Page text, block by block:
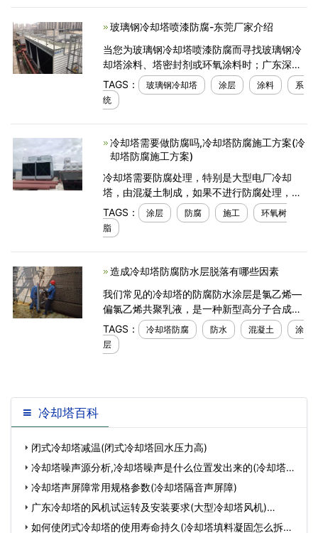
玻璃钢冷却塔喷漆防腐-东莞厂家介绍
当您为玻璃钢冷却塔喷漆防腐而寻找玻璃钢冷
却塔涂料、塔密封剂或环氧涂料时；广东深圳
冷却塔厂家可以提供帮助！为玻璃钢冷却塔产
品提供高质量的涂层，以帮助保护玻璃钢冷却
塔免受腐蚀
TAGS： 玻璃钢冷却塔 涂层 涂料
系
统
冷却塔需要做防腐吗,冷却塔防腐施工方案(冷
却塔防腐施工方案)
冷却塔需要防腐处理，特别是大型电厂冷却
塔，由混凝土制成，如果不进行防腐处理，会
导致冷却塔腐蚀，降低其结构强度，影响其使
用寿命。冷却塔的防腐蚀通常是通过涂层防腐
涂层来实现的。具体
TAGS： 涂层 防腐 施工
环氧树
脂
造成冷却塔防腐防水层脱落有哪些因素
我们常见的冷却塔的防腐防水涂层是氯乙烯—
偏氯乙烯共聚乳液，是一种新型高分子合成乳
液，无毒、无臭、不燃，能在稍潮湿基面上施
工，成膜性能良好，结膜致密，成膜后透气率
大大降低。如果防
TAGS： 冷却塔防腐 防水 混凝土
涂
层
冷却塔百科
闭式冷却塔减温(闭式冷却塔回水压力高)
冷却塔噪声源分析,冷却塔噪声是什么位置发出来的(冷却塔噪
声治理公司)…
冷却塔声屏障常用规格参数(冷却塔隔音声屏障)
广东冷却塔的风机试运转及安装要求(大型冷却塔风机)…
如何使闭式冷却塔的使用寿命持久(冷却塔填料凝固怎么拆除)